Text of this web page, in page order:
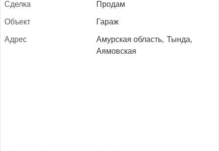
Сдел­ка Продам
Объ­ект Гараж
Ад­рес Амурская область, Тында,
Аямовская